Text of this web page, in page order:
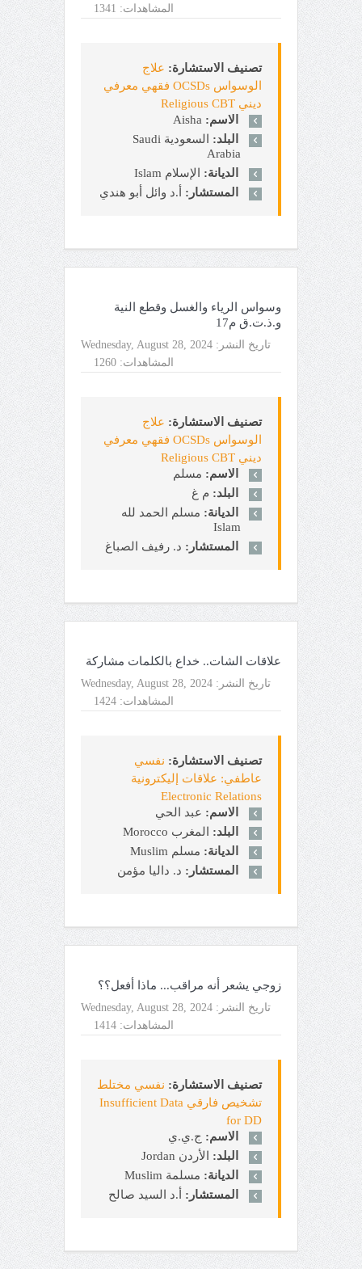
المشاهدات: 1341
تصنيف الاستشارة: علاج
الوسواس OCSDs فقهي معرفي
ديني Religious CBT
الاسم: Aisha
البلد:
السعودية Saudi
Arabia
الديانة: الإسلام Islam
المستشار: أ.د وائل أبو هندي
وسواس الرياء والغسل وقطع النية
و.ذ.ت.ق م17
تاريخ النشر: Wednesday, August 28, 2024
المشاهدات: 1260
تصنيف الاستشارة: علاج
الوسواس OCSDs فقهي معرفي
ديني Religious CBT
الاسم: مسلم
البلد: م غ
الديانة: مسلم الحمد لله
Islam
المستشار: د. رفيف الصباغ
علاقات الشات.. خداع بالكلمات مشاركة
تاريخ النشر: Wednesday, August 28, 2024
المشاهدات: 1424
تصنيف الاستشارة: نفسي
عاطفي: علاقات إليكترونية
Electronic Relations
الاسم: عبد الحي
البلد: المغرب Morocco
الديانة: مسلم Muslim
المستشار: د. داليا مؤمن
زوجي يشعر أنه مراقب... ماذا أفعل؟؟
تاريخ النشر: Wednesday, August 28, 2024
المشاهدات: 1414
تصنيف الاستشارة: نفسي مختلط
تشخيص فارقي Insufficient Data
for DD
الاسم: ج.ي.ي
البلد: الأردن Jordan
الديانة: مسلمة Muslim
المستشار: أ.د السيد صالح